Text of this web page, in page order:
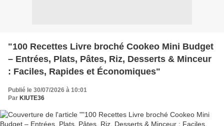
"100 Recettes Livre broché Cookeo Mini Budget
– Entrées, Plats, Pâtes, Riz, Desserts & Minceur
: Faciles, Rapides et Économiques"
Publié le 30/07/2026 à 10:01
Par KIUTE36